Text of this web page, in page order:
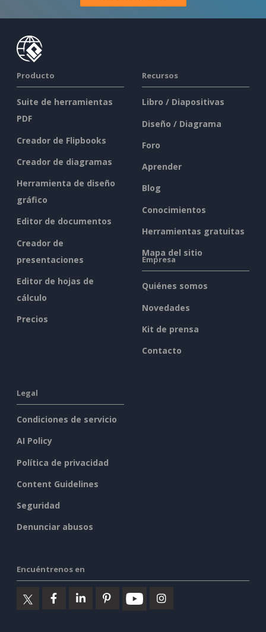
Producto
Suite de herramientas
PDF
Creador de Flipbooks
Creador de diagramas
Herramienta de diseño
gráfico
Editor de documentos
Creador de
presentaciones
Editor de hojas de
cálculo
Precios
Recursos
Libro / Diapositivas
Diseño / Diagrama
Foro
Aprender
Blog
Conocimientos
Herramientas gratuitas
Mapa del sitio
Empresa
Quiénes somos
Novedades
Kit de prensa
Contacto
Legal
Condiciones de servicio
AI Policy
Política de privacidad
Content Guidelines
Seguridad
Denunciar abusos
Encuéntrenos en